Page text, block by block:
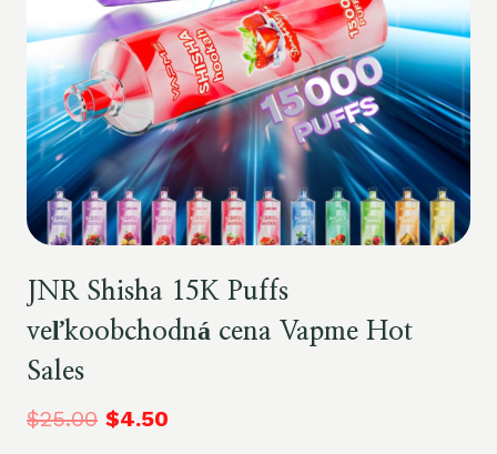
JNR Shisha 15K Puffs
veľkoobchodná cena Vapme Hot
Sales
$25.00 $4.50